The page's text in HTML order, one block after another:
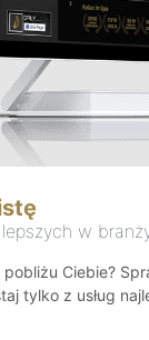
w
Ciebie?
tylko z usług